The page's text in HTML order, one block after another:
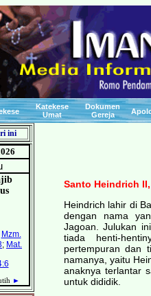
Katekese
Umat
Dokumen
Gereja
ini
Santo Heindrich
Heindrich lahir di
dengan nama
Jagoan. Julukan
tiada henti-
pertempuran dan
namanya, yaitu
anaknya terlantar
untuk dididik.